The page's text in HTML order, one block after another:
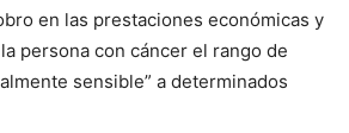
en las prestaciones económicas y
persona con cáncer el rango de
sensible” a determinados